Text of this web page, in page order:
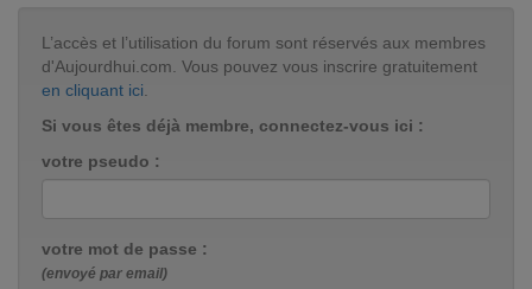
L’accès et l’utilisation du forum sont réservés aux membres
d'Aujourdhui.com. Vous pouvez vous inscrire gratuitement
en cliquant ici.
Si vous êtes déjà membre, connectez-vous ici :
votre pseudo :
votre mot de passe :
(envoyé par email)